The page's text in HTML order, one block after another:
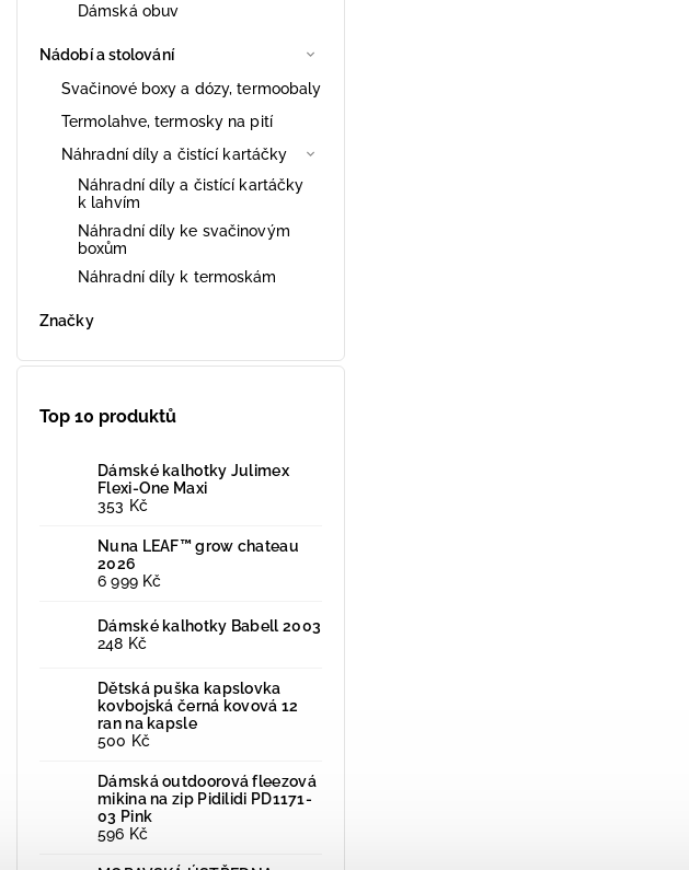
Dámská obuv
Nádobí a stolování
Svačinové boxy a dózy, termoobaly
Termolahve, termosky na pití
Náhradní díly a čistící kartáčky
Náhradní díly a čistící kartáčky
k lahvím
Náhradní díly ke svačinovým
boxům
Náhradní díly k termoskám
Značky
Top 10 produktů
Dámské kalhotky Julimex
Flexi-One Maxi
353 Kč
Nuna LEAF™ grow chateau
2026
6 999 Kč
Dámské kalhotky Babell 2003
248 Kč
Dětská puška kapslovka
kovbojská černá kovová 12
ran na kapsle
500 Kč
Dámská outdoorová fleezová
mikina na zip Pidilidi PD1171-
03 Pink
596 Kč